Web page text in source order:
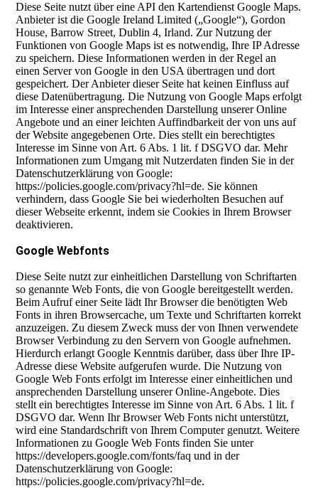
Diese Seite nutzt über eine API den Kartendienst Google Maps.
Anbieter ist die Google Ireland Limited („Google“), Gordon
House, Barrow Street, Dublin 4, Irland. Zur Nutzung der
Funktionen von Google Maps ist es notwendig, Ihre IP Adresse
zu speichern. Diese Informationen werden in der Regel an
einen Server von Google in den USA übertragen und dort
gespeichert. Der Anbieter dieser Seite hat keinen Einfluss auf
diese Datenübertragung. Die Nutzung von Google Maps erfolgt
im Interesse einer ansprechenden Darstellung unserer Online
Angebote und an einer leichten Auffindbarkeit der von uns auf
der Website angegebenen Orte. Dies stellt ein berechtigtes
Interesse im Sinne von Art. 6 Abs. 1 lit. f DSGVO dar. Mehr
Informationen zum Umgang mit Nutzerdaten finden Sie in der
Datenschutzerklärung von Google:
https://policies.google.com/privacy?hl=de. Sie können
verhindern, dass Google Sie bei wiederholten Besuchen auf
dieser Webseite erkennt, indem sie Cookies in Ihrem Browser
deaktivieren.
Google Webfonts
Diese Seite nutzt zur einheitlichen Darstellung von Schriftarten
so genannte Web Fonts, die von Google bereitgestellt werden.
Beim Aufruf einer Seite lädt Ihr Browser die benötigten Web
Fonts in ihren Browsercache, um Texte und Schriftarten korrekt
anzuzeigen. Zu diesem Zweck muss der von Ihnen verwendete
Browser Verbindung zu den Servern von Google aufnehmen.
Hierdurch erlangt Google Kenntnis darüber, dass über Ihre IP-
Adresse diese Website aufgerufen wurde. Die Nutzung von
Google Web Fonts erfolgt im Interesse einer einheitlichen und
ansprechenden Darstellung unserer Online-Angebote. Dies
stellt ein berechtigtes Interesse im Sinne von Art. 6 Abs. 1 lit. f
DSGVO dar. Wenn Ihr Browser Web Fonts nicht unterstützt,
wird eine Standardschrift von Ihrem Computer genutzt. Weitere
Informationen zu Google Web Fonts finden Sie unter
https://developers.google.com/fonts/faq und in der
Datenschutzerklärung von Google:
https://policies.google.com/privacy?hl=de.